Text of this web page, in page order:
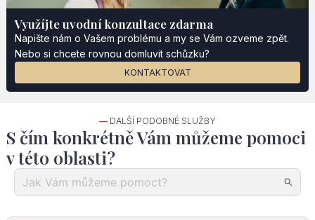
Využíjte uvodní konzultace zdarma
Napište nám o Vašem problému a my se Vám ozveme zpět.
Nebo si chcete rovnou domluvit schůzku?
KONTAKTOVAT
— DALŠÍ PODOBNÉ SLUŽBY
S čím konkrétně Vám můžeme pomoci
v této oblasti?